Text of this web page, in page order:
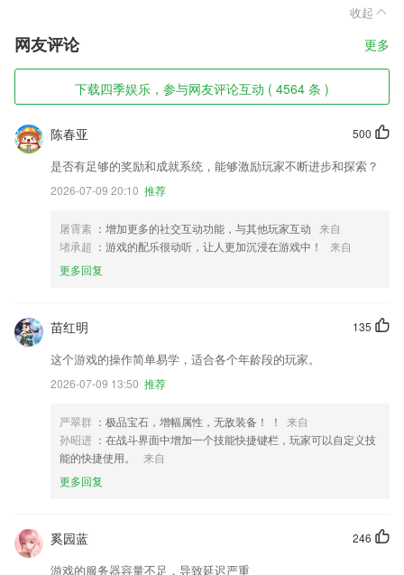
收起
网友评论 更多
下载四季娱乐，参与网友评论互动 ( 4564 条 )
500
陈春亚
是否有足够的奖励和成就系统，能够激励玩家不断进步和探索？
2026-07-09 20:10 推荐
屠霄素 ：增加更多的社交互动功能，与其他玩家互动 来自
堵承超 ：游戏的配乐很动听，让人更加沉浸在游戏中！
来自
更多回复
135
苗红明
这个游戏的操作简单易学，适合各个年龄段的玩家。
2026-07-09 13:50 推荐
严翠群 ：极品宝石，增幅属性，无敌装备！ ！
来自
孙昭进 ：在战斗界面中增加一个技能快捷键栏，玩家可以自定义技
能的快捷使用。
来自
更多回复
246
奚园蓝
游戏的服务器容量不足，导致延迟严重